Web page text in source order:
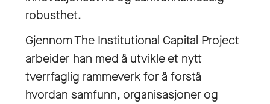
robusthet.
Gjennom The Institutional Capital Project
arbeider han med å utvikle et nytt
tverrfaglig rammeverk for å forstå
hvordan samfunn, organisasjoner og